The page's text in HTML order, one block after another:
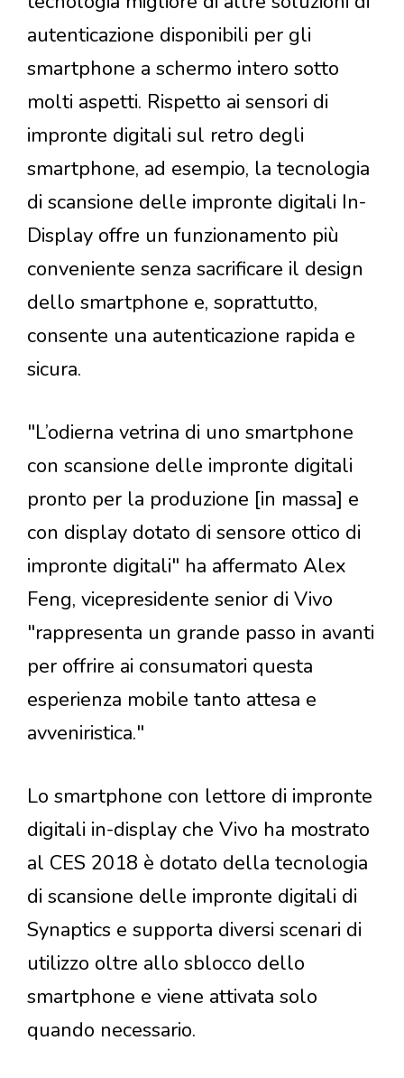
autenticazione disponibili per gli
smartphone a schermo intero sotto
molti aspetti. Rispetto ai sensori di
impronte digitali sul retro degli
smartphone, ad esempio, la tecnologia
di scansione delle impronte digitali In-
Display offre un funzionamento più
conveniente senza sacrificare il design
dello smartphone e, soprattutto,
consente una autenticazione rapida e
sicura.
"L’odierna vetrina di uno smartphone
con scansione delle impronte digitali
pronto per la produzione [in massa] e
con display dotato di sensore ottico di
impronte digitali" ha affermato Alex
Feng, vicepresidente senior di Vivo
"rappresenta un grande passo in avanti
per offrire ai consumatori questa
esperienza mobile tanto attesa e
avveniristica."
Lo smartphone con lettore di impronte
digitali in-display che Vivo ha mostrato
al CES 2018 è dotato della tecnologia
di scansione delle impronte digitali di
Synaptics e supporta diversi scenari di
utilizzo oltre allo sblocco dello
smartphone e viene attivata solo
quando necessario.